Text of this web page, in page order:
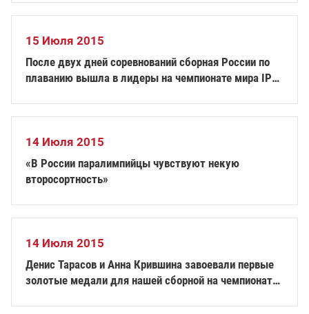
15 Июля 2015
После двух дней соревнований сборная России по
плаванию вышла в лидеры на чемпионате мира IPC
14 Июля 2015
«В России паралимпийцы чувствуют некую
второсортность»
14 Июля 2015
Денис Тарасов и Анна Крившина завоевали первые
золотые медали для нашей сборной на чемпионате